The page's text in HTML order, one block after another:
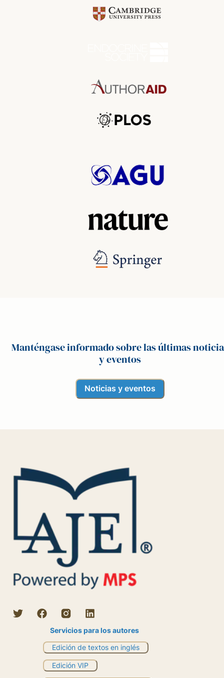
Manténgase informado sobre las últimas
y eventos
Noticias y eventos
Servicios para los autores
Edición de textos en inglés
Edición VIP